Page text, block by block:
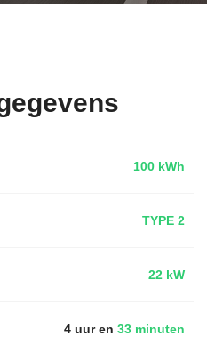
100 kWh
TYPE 2
22 kW
4 uur en 33 minuten